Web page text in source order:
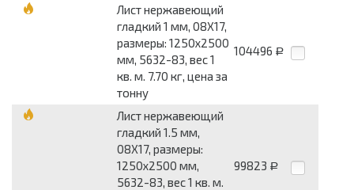
Лист нержавеющий
гладкий 1 мм, 08Х17,
размеры: 1250x2500
мм, 5632-83, вес 1
кв. м. 7.70 кг, цена за
тонну
104496 Р
Лист нержавеющий
гладкий 1.5 мм,
08Х17, размеры:
1250x2500 мм,
5632-83, вес 1 кв. м.
99823 Р